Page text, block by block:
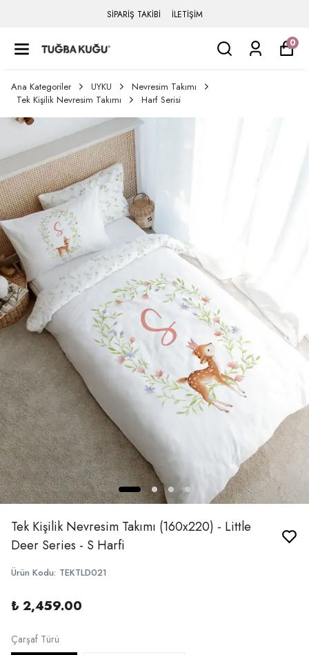
SİPARİŞ TAKİBİ İLETİŞİM
0
Ana Kategoriler UYKU
Nevresim Takımı
Tek Kişilik Nevresim Takımı
Harf Serisi
Tek Kişilik Nevresim Takımı (160x220) - Little
Deer Series - S Harfi
Ürün Kodu: TEKTLD021
₺ 2,459.00
Çarşaf Türü